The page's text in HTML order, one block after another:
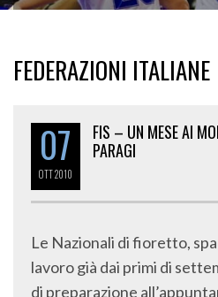
FEDERAZIONI ITALIANE
07
OTT2010
FIS – UN MESE AI
PARAGI
Le Nazionali di fioretto,
lavoro già dai primi di
di preparazione